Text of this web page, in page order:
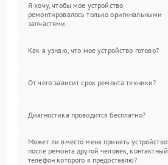
Я хочу, чтобы мое устройство
ремонтировалось только оригинальными
запчастями.
Как я узнаю, что мое устройство готово?
От чего зависит срок ремонта техники?
Диагностика проводится бесплатно?
Может ли вместо меня принять устройство
после ремонта другой человек, контактный
телефон которого я предоставлю?